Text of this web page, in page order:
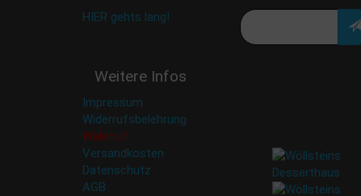
HIER gehts lang!
Weitere Infos
Impressum
Widerrufsbelehrung
Widerruf
Versandkosten
Datenschutz
AGB